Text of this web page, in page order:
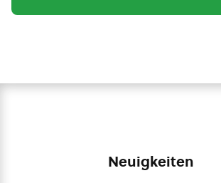
Neuigkeiten